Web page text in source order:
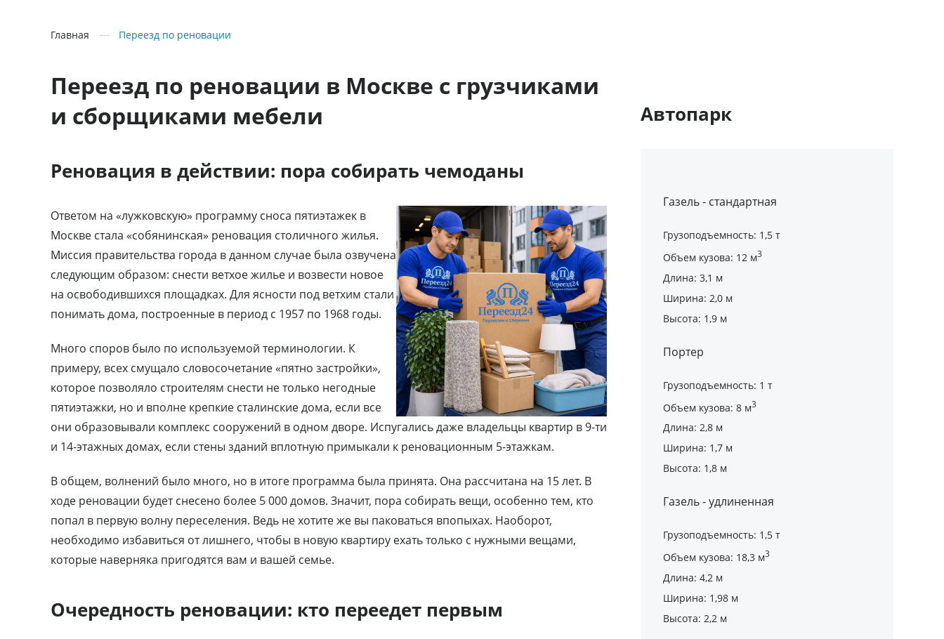
Главная Переезд по реновации
Переезд по реновации в Москве с грузчиками
и сборщиками мебели
Реновация в действии: пора собирать чемоданы
Ответом на «лужковскую» программу сноса пятиэтажек в
Москве стала «собянинская» реновация столичного жилья.
Миссия правительства города в данном случае была озвучена
следующим образом: снести ветхое жилье и возвести новое
на освободившихся площадках. Для ясности под ветхим стали
понимать дома, построенные в период с 1957 по 1968 годы.
Много споров было по используемой терминологии. К
примеру, всех смущало словосочетание «пятно застройки»,
которое позволяло строителям снести не только негодные
пятиэтажки, но и вполне крепкие сталинские дома, если все
они образовывали комплекс сооружений в одном дворе. Испугались даже владельцы квартир в 9-ти
и 14-этажных домах, если стены зданий вплотную примыкали к реновационным 5-этажкам.
В общем, волнений было много, но в итоге программа была принята. Она рассчитана на 15 лет. В
ходе реновации будет снесено более 5 000 домов. Значит, пора собирать вещи, особенно тем, кто
попал в первую волну переселения. Ведь не хотите же вы паковаться впопыхах. Наоборот,
необходимо избавиться от лишнего, чтобы в новую квартиру ехать только с нужными вещами,
которые наверняка пригодятся вам и вашей семье.
Очередность реновации: кто переедет первым
Автопарк
Газель - стандартная
Грузоподъемность: 1,5 т
Объем кузова: 12 м3
Длина: 3,1 м
Ширина: 2,0 м
Высота: 1,9 м
Портер
Грузоподъемность: 1 т
Объем кузова: 8 м3
Длина: 2,8 м
Ширина: 1,7 м
Высота: 1,8 м
Газель - удлиненная
Грузоподъемность: 1,5 т
Объем кузова: 18,3 м3
Длина: 4,2 м
Ширина: 1,98 м
Высота: 2,2 м